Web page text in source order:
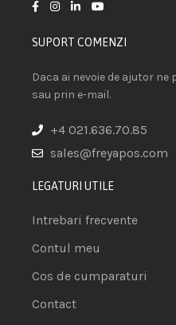
SUPORT COMENZI
Daca ai nevoie de ajutor
sau prin e-mail.
+4 021.636.70.85
sales@freyapos.com
LEGATURI UTILE
Intrebari frecvente
Contul meu
Cos de cumparaturi
Contact